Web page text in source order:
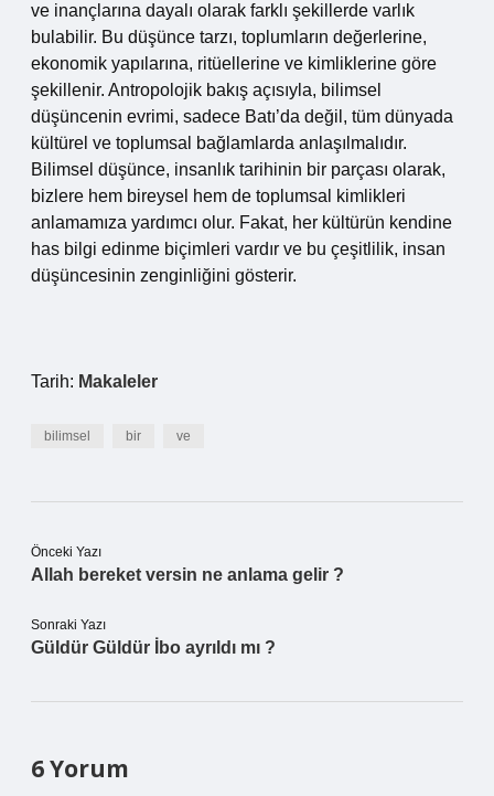
ve inançlarına dayalı olarak farklı şekillerde varlık
bulabilir. Bu düşünce tarzı, toplumların değerlerine,
ekonomik yapılarına, ritüellerine ve kimliklerine göre
şekillenir. Antropolojik bakış açısıyla, bilimsel
düşüncenin evrimi, sadece Batı’da değil, tüm dünyada
kültürel ve toplumsal bağlamlarda anlaşılmalıdır.
Bilimsel düşünce, insanlık tarihinin bir parçası olarak,
bizlere hem bireysel hem de toplumsal kimlikleri
anlamamıza yardımcı olur. Fakat, her kültürün kendine
has bilgi edinme biçimleri vardır ve bu çeşitlilik, insan
düşüncesinin zenginliğini gösterir.
Tarih: Makaleler
bilimsel bir ve
Önceki Yazı
Allah bereket versin ne anlama gelir ?
Sonraki Yazı
Güldür Güldür İbo ayrıldı mı ?
6 Yorum